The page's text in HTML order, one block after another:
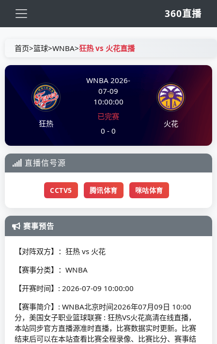
360直播
首页>篮球>WNBA>狂热 vs 火花直播
狂热
WNBA2026-
07-09
10:00:00
已完赛
0 - 0
火花
直播信号源
CCTV5 腾讯体育 咪咕体育
赛事预告
【对阵双方】：狂热 vs 火花
【赛事分类】：WNBA
【开赛时间】: 2026-07-09 10:00:00
【赛事简介】: WNBA北京时间2026年07月09日 10:00
分，美国女子职业篮球联赛 : 狂热VS火花高清在线直播，
本站同步官方直播源准时直播，比赛数据实时更新。比赛
结束后可以在本站查看比赛全程录像、比赛比分、赛事结